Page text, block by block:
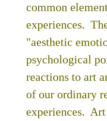
common
experiences.
"aesthetic
psychological
reactions to art
of our ordinary
experiences.